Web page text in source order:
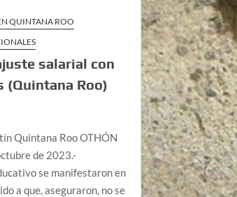
QUINTANA ROO
salarial con
(Quintana Roo)
Quintana Roo OTHÓN
de 2023.-
se manifestaron en
a que, aseguraron, no se